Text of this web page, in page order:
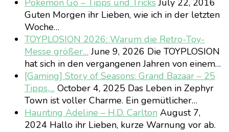
Guten Morgen ihr Lieben, wie ich in der letzten
Woche…
TOYPLOSION 2026: Warum die Retro-Toy-
Messe größer… June 9, 2026 Die TOYPLOSION
hat sich in den vergangenen Jahren von einem…
[Gaming] Story of Seasons: Grand Bazaar – 25
Tipps,… October 4, 2025 Das Leben in Zephyr
Town ist voller Charme. Ein gemütlicher…
Haunting Adeline – H.D. Carlton August 7,
2024 Hallo ihr Lieben, kurze Warnung vor ab.